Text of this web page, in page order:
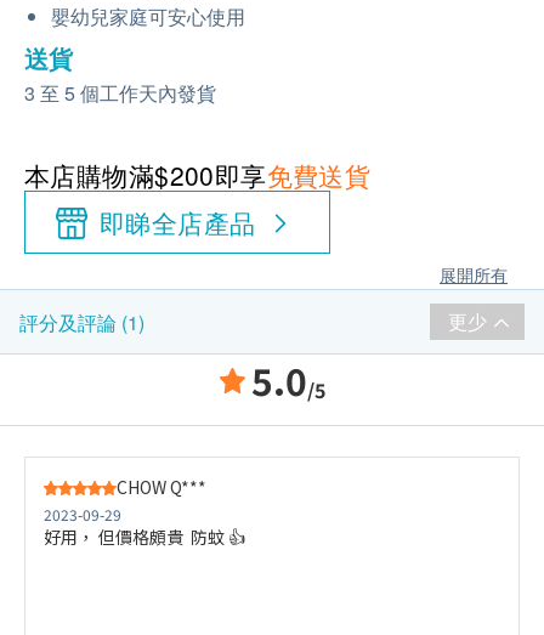
嬰幼兒家庭可安心使用
送貨
3 至 5 個工作天內發貨
本店購物滿$200即享免費送貨
即睇全店產品
展開所有
評分及評論 (1) 更少
5.0/5
CHOW Q***
2023-09-29
好用， 但價格頗貴 防蚊 👍